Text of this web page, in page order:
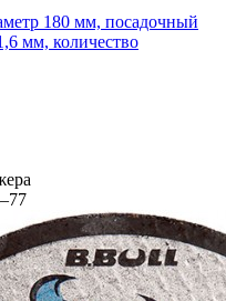
180 мм, посадочный
мм, количество